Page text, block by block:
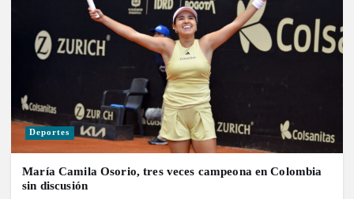
Deportes
María Camila Osorio, tres veces campeona en Colombia
sin discusión